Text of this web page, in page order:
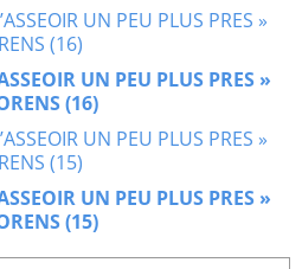
UN PEU PLUS PRES »
(16)
UN PEU PLUS PRES »
(15)